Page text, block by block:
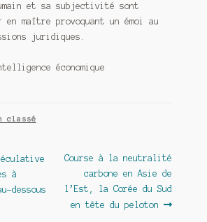
et sa subjectivité sont
en maître provoquant un émoi au
juridiques.
économique
classé
à
dessous
Article
suivant :
Course à la neutralité
carbone en Asie de
l’Est, la Corée du Sud
en tête du peloton